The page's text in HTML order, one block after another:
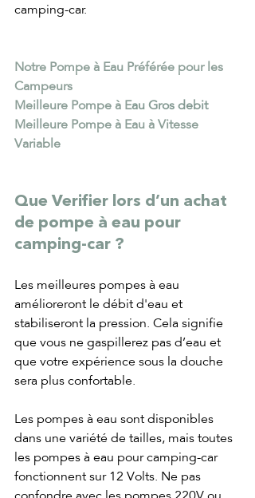
camping-car.
Notre Pompe à Eau Préférée pour les
Campeurs
Meilleure Pompe à Eau Gros debit
Meilleure Pompe à Eau à Vitesse
Variable
Que Verifier lors d’un achat
de pompe à eau pour
camping-car ?
Les meilleures pompes à eau
amélioreront le débit d'eau et
stabiliseront la pression. Cela signifie
que vous ne gaspillerez pas d’eau et
que votre expérience sous la douche
sera plus confortable.
Les pompes à eau sont disponibles
dans une variété de tailles, mais toutes
les pompes à eau pour camping-car
fonctionnent sur 12 Volts. Ne pas